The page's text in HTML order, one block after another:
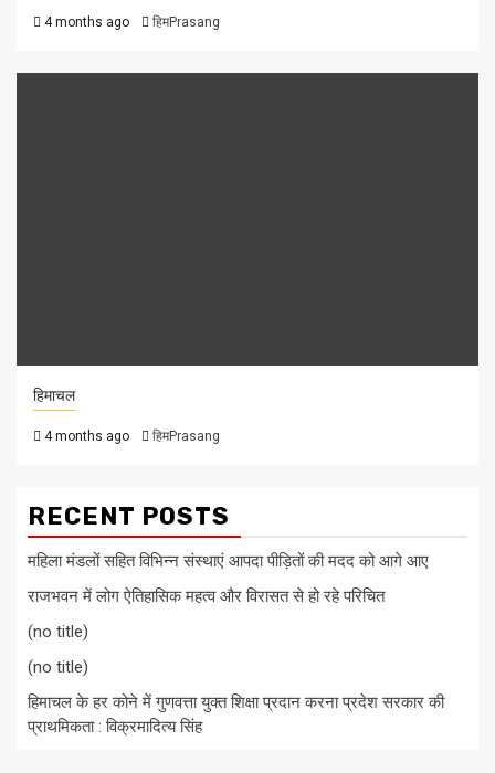
4 months ago हिमPrasang
हिमाचल
4 months ago हिमPrasang
RECENT POSTS
महिला मंडलों सहित विभिन्न संस्थाएं आपदा पीड़ितों की मदद को आगे आए
राजभवन में लोग ऐतिहासिक महत्व और विरासत से हो रहे परिचित
(no title)
(no title)
हिमाचल के हर कोने में गुणवत्ता युक्त शिक्षा प्रदान करना प्रदेश सरकार की
प्राथमिकता : विक्रमादित्य सिंह